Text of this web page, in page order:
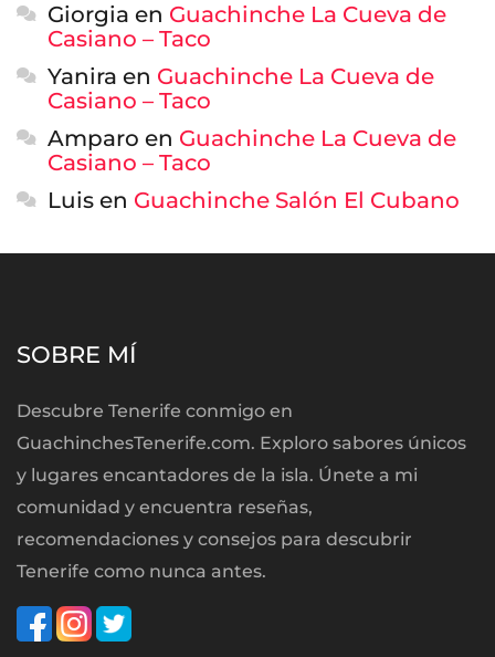
Giorgia en Guachinche La Cueva de
Casiano – Taco
Yanira en Guachinche La Cueva de
Casiano – Taco
Amparo en Guachinche La Cueva de
Casiano – Taco
Luis en Guachinche Salón El Cubano
SOBRE MÍ
Descubre Tenerife conmigo en
GuachinchesTenerife.com. Exploro sabores únicos
y lugares encantadores de la isla. Únete a mi
comunidad y encuentra reseñas,
recomendaciones y consejos para descubrir
Tenerife como nunca antes.